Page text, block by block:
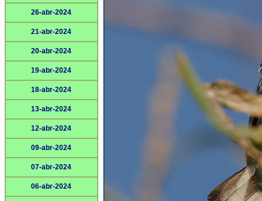
26-abr-2024
21-abr-2024
20-abr-2024
19-abr-2024
18-abr-2024
13-abr-2024
12-abr-2024
09-abr-2024
07-abr-2024
06-abr-2024